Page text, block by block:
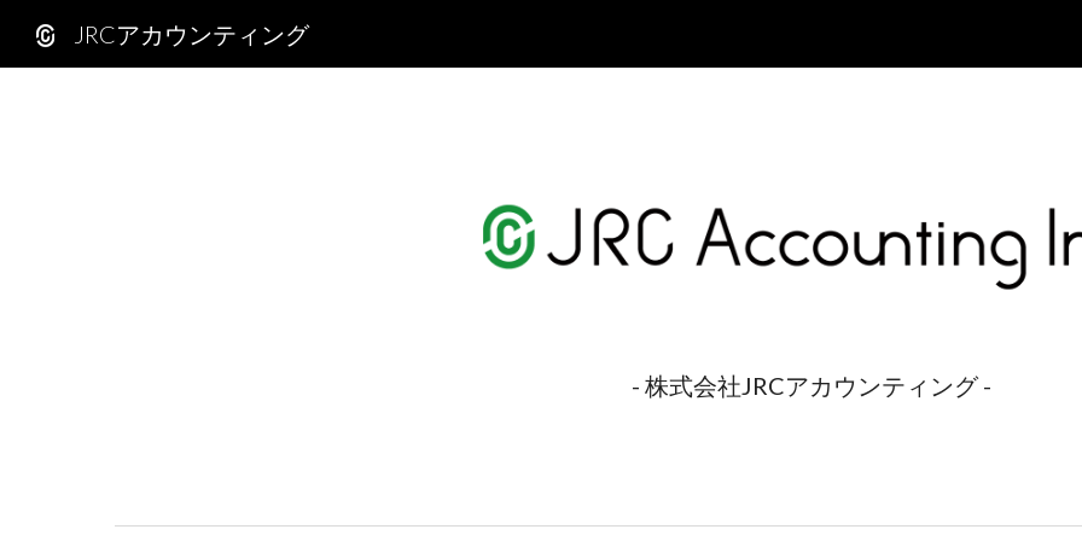
JRCアカウンティング
- 株式会社JRCアカウンティング -